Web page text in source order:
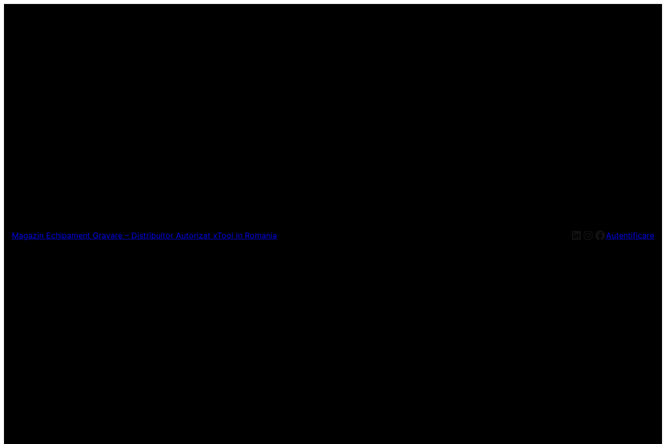
Magazin Echipament Gravare – Distribuitor Autorizat xTool in Romania LinkedIn
Instagram
Facebook
Autentificare